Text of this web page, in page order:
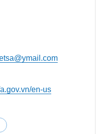
en-us